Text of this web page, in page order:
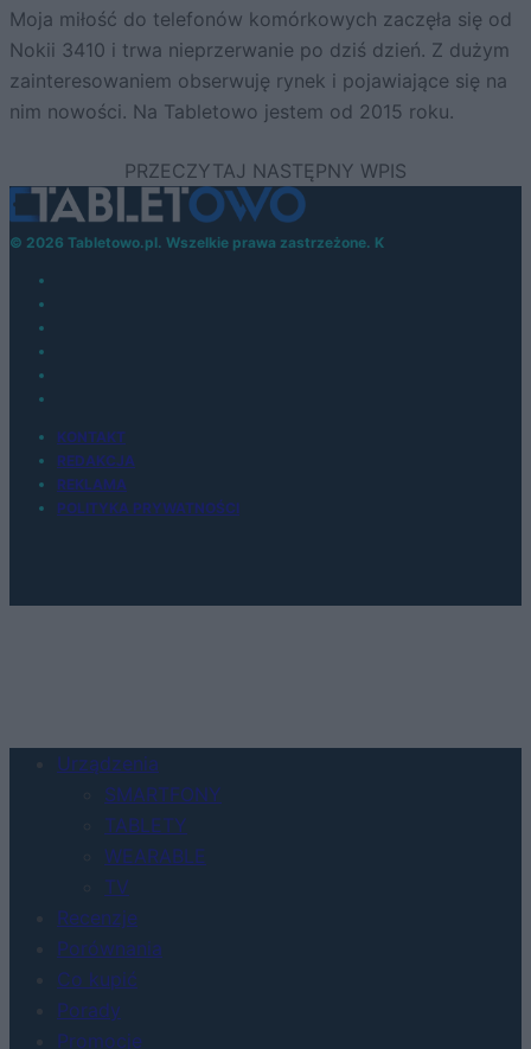
Moja miłość do telefonów komórkowych zaczęła się od
Nokii 3410 i trwa nieprzerwanie po dziś dzień. Z dużym
zainteresowaniem obserwuję rynek i pojawiające się na
nim nowości. Na Tabletowo jestem od 2015 roku.
© 2026 Tabletowo.pl. Wszelkie prawa zastrzeżone. K
KONTAKT
REDAKCJA
REKLAMA
POLITYKA PRYWATNOŚCI
Urządzenia
SMARTFONY
TABLETY
WEARABLE
TV
Recenzje
Porównania
Co kupić
Porady
Promocje